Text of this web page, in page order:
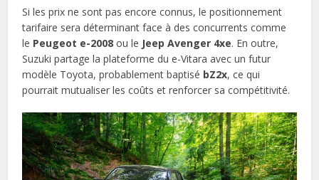
Si les prix ne sont pas encore connus, le positionnement
tarifaire sera déterminant face à des concurrents comme
le Peugeot e-2008 ou le Jeep Avenger 4xe. En outre,
Suzuki partage la plateforme du e-Vitara avec un futur
modèle Toyota, probablement baptisé bZ2x, ce qui
pourrait mutualiser les coûts et renforcer sa compétitivité.